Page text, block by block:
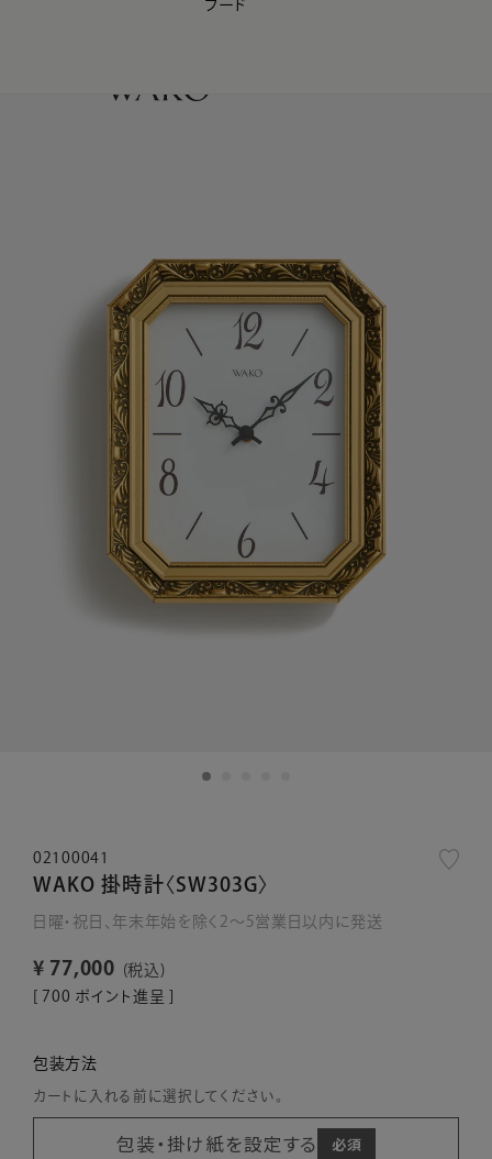
【会員様限定】夏のプレゼントキャンペーン開催中
フード
02100041
WAKO 掛時計〈SW303G〉
日曜・祝日、年末年始を除く2～5営業日以内に発送
¥ 77,000
税込
[ 700 ポイント進呈 ]
包装方法
カートに入れる前に選択してください。
包装・掛け紙を設定する